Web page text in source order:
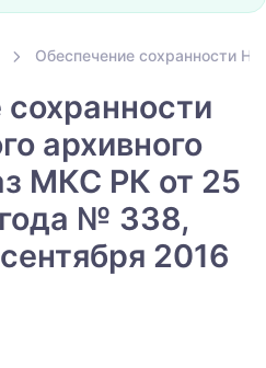
Обеспечение сохранности
архивного
МКС РК от 25
№ 338,
2016